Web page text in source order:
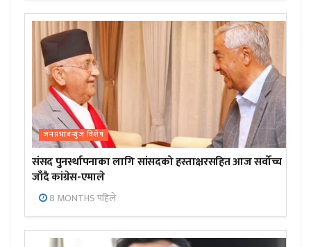
जनप्रभाबन्युज विशेष
संसद पुनर्स्थापनाका लागि सांसदको हस्ताक्षरसहित आज सर्वोच्च
जाँदै कांग्रेस-एमाले
8 MONTHS पहिले